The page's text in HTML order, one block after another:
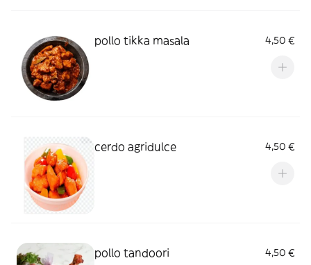
pollo tikka masala 4,50 €
cerdo agridulce 4,50 €
pollo tandoori 4,50 €